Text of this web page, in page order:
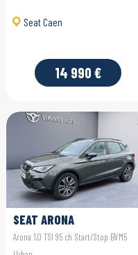
Seat Caen
14 990 €
SEAT ARONA
Arona 1.0 TSI 95 ch Start/Stop BVM5